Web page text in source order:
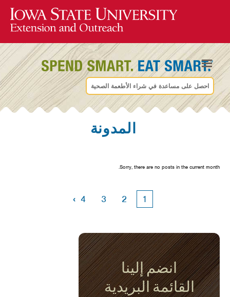
احصل على مساعدة في شراء الأطعمة الصحية
المدونة
Sorry, there are no posts in the current month.
1
2
3
4
›
انضم إلينا
القائمة البريدية